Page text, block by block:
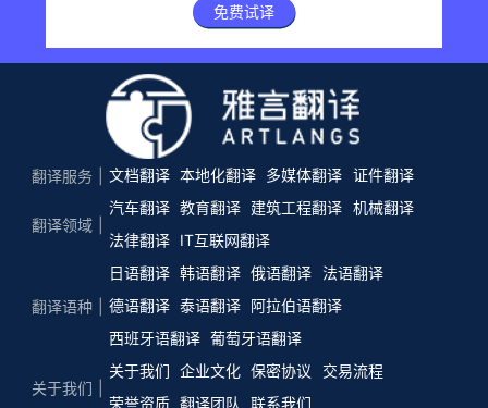
免费试译
翻译服务 文档翻译 本地化翻译 多媒体翻译 证件翻译
翻译领域
汽车翻译 教育翻译 建筑工程翻译 机械翻译
法律翻译
IT互联网翻译
翻译语种
日语翻译 韩语翻译 俄语翻译
法语翻译
德语翻译 泰语翻译 阿拉伯语翻译
西班牙语翻译 葡萄牙语翻译
关于我们
关于我们 企业文化 保密协议
交易流程
荣誉资质 翻译团队 联系我们